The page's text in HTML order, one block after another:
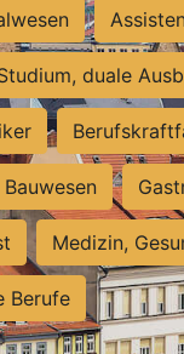
duale
Medizin,
Berufe